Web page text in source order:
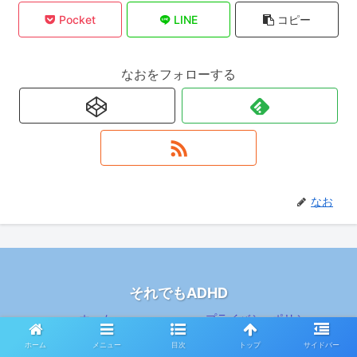
Pocket LINE コピー
なおをフォローする
なお
それでもADHD
ホーム
プライバシーポリシー
サイトマップ
お問い合わせ
ホーム メニュー 目次 トップ サイドバー